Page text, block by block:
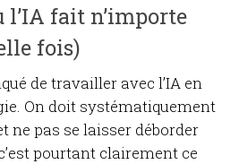
l’IA fait n’importe
fois)
de travailler avec l’IA en
On doit systématiquement
ne pas se laisser déborder
pourtant clairement ce